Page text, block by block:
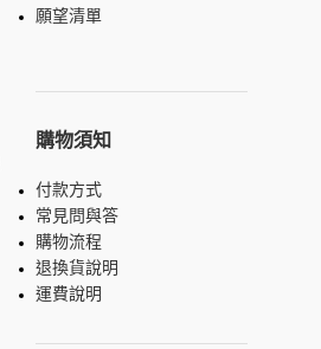
願望清單
購物須知
付款方式
常見問與答
購物流程
退換貨說明
運費說明